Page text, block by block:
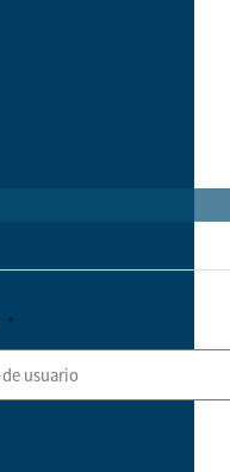
*